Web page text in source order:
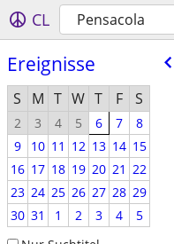
CL Pensacola
Ereignisse
S M T W T F S
2 3 4 5 6 7
8
9
10 11 12 13 14 15
16 17 18 19 20 21 22
23 24 25 26 27 28 29
30 31 1 2 3 4
5